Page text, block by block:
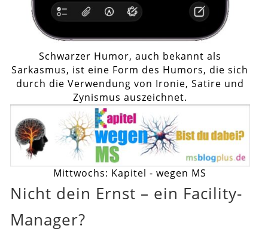
Schwarzer Humor, auch bekannt als
Sarkasmus, ist eine Form des Humors, die sich
durch die Verwendung von Ironie, Satire und
Zynismus auszeichnet.
Mittwochs: Kapitel - wegen MS
Nicht dein Ernst – ein Facility-
Manager?